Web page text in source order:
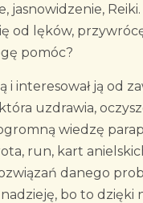
jasnowidzenie,
lęków,
pomóc?
interesował ją od
uzdrawia,
wiedzę
run, kart
danego
bo to dzięki